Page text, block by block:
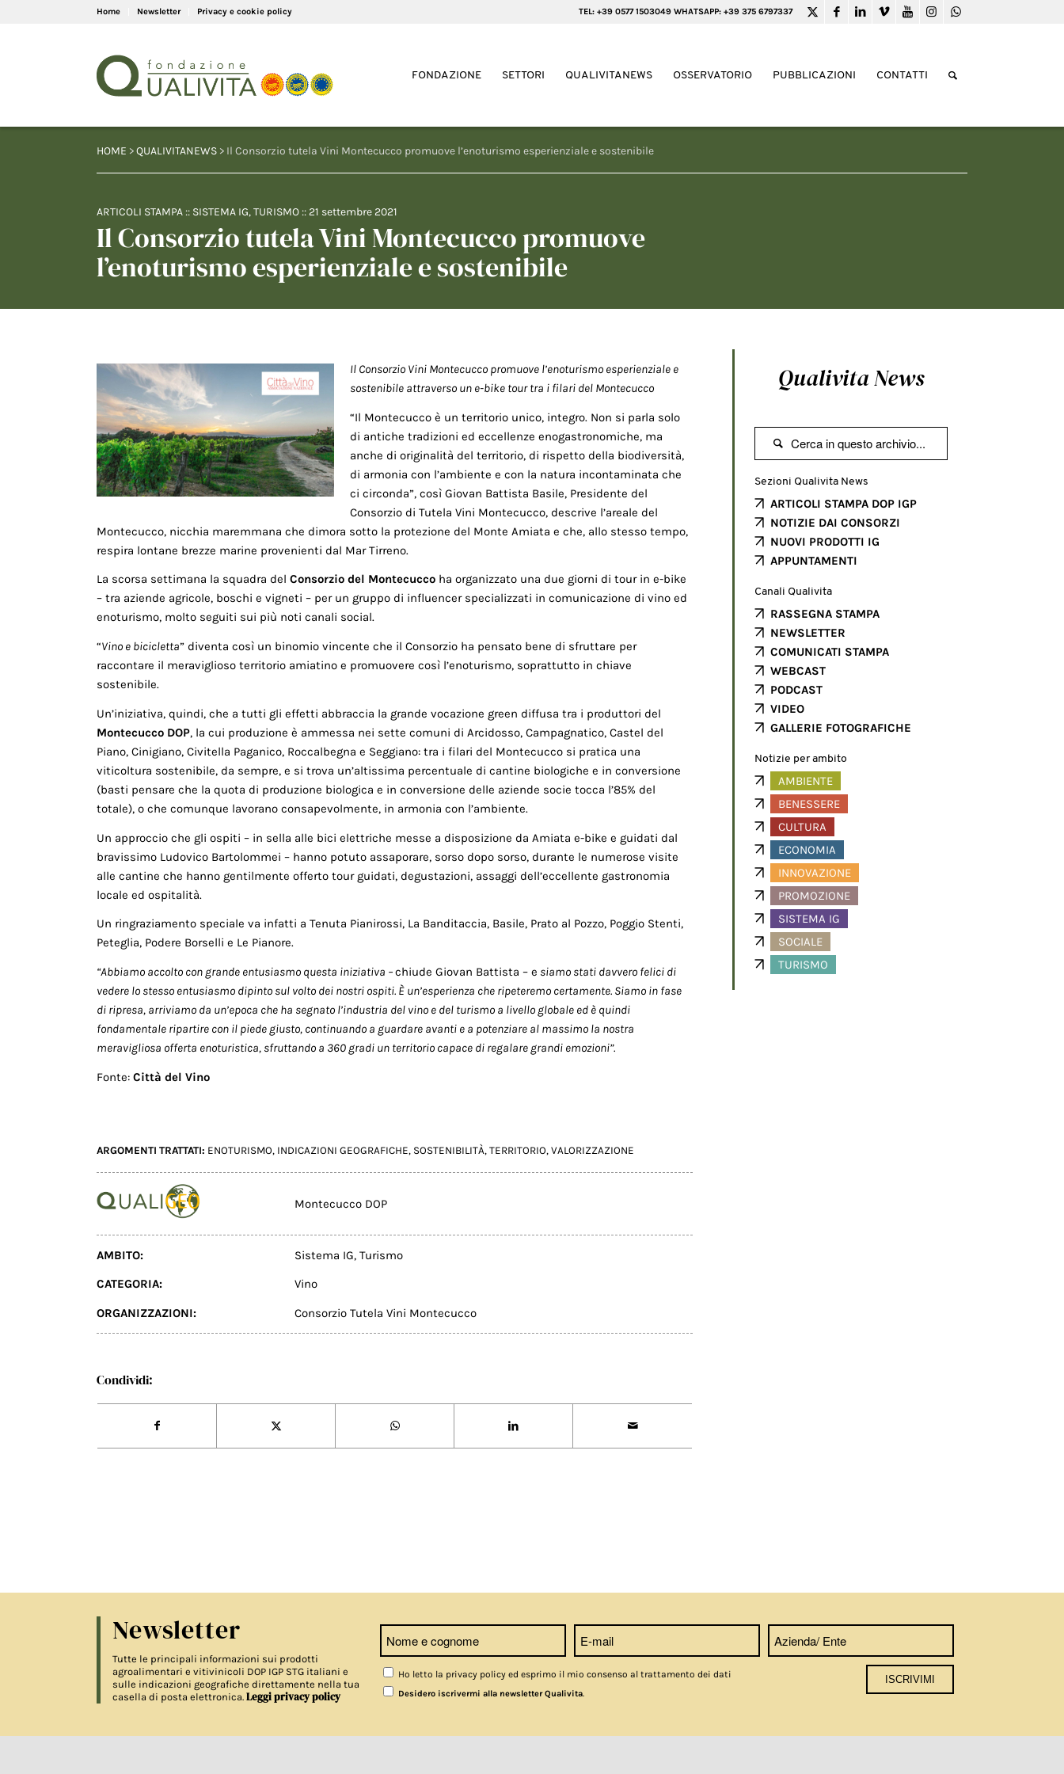
Home Newsletter Privacy e cookie policy TEL: +39 0577 1503049 WHATSAPP: +39 375 6797337
FONDAZIONE SETTORI QUALIVITANEWS OSSERVATORIO PUBBLICAZIONI CONTATTI
HOME >QUALIVITANEWS > Il Consorzio tutela Vini Montecucco promuove l’enoturismo esperienziale e sostenibile
ARTICOLI STAMPA :: SISTEMA IG,TURISMO :: 21 settembre 2021
Il Consorzio tutela Vini Montecucco promuove
l’enoturismo esperienziale e sostenibile
Il Consorzio Vini Montecucco promuove l’enoturismo esperienziale e
sostenibile attraverso un e-bike tour tra i filari del Montecucco
“Il Montecucco è un territorio unico, integro. Non si parla solo
di antiche tradizioni ed eccellenze enogastronomiche, ma
anche di originalità del territorio, di rispetto della biodiversità,
di armonia con l’ambiente e con la natura incontaminata che
ci circonda”, così Giovan Battista Basile, Presidente del
Consorzio di Tutela Vini Montecucco, descrive l’areale del
Montecucco, nicchia maremmana che dimora sotto la protezione del Monte Amiata e che, allo stesso tempo,
respira lontane brezze marine provenienti dal Mar Tirreno.
La scorsa settimana la squadra del Consorzio del Montecucco ha organizzato una due giorni di tour in e-bike
– tra aziende agricole, boschi e vigneti – per un gruppo di influencer specializzati in comunicazione di vino ed
enoturismo, molto seguiti sui più noti canali social.
“Vino e bicicletta” diventa così un binomio vincente che il Consorzio ha pensato bene di sfruttare per
raccontare il meraviglioso territorio amiatino e promuovere così l’enoturismo, soprattutto in chiave
sostenibile.
Un’iniziativa, quindi, che a tutti gli effetti abbraccia la grande vocazione green diffusa tra i produttori del
Montecucco DOP, la cui produzione è ammessa nei sette comuni di Arcidosso, Campagnatico, Castel del
Piano, Cinigiano, Civitella Paganico, Roccalbegna e Seggiano: tra i filari del Montecucco si pratica una
viticoltura sostenibile, da sempre, e si trova un’altissima percentuale di cantine biologiche e in conversione
(basti pensare che la quota di produzione biologica e in conversione delle aziende socie tocca l’85% del
totale), o che comunque lavorano consapevolmente, in armonia con l’ambiente.
Un approccio che gli ospiti – in sella alle bici elettriche messe a disposizione da Amiata e-bike e guidati dal
bravissimo Ludovico Bartolommei – hanno potuto assaporare, sorso dopo sorso, durante le numerose visite
alle cantine che hanno gentilmente offerto tour guidati, degustazioni, assaggi dell’eccellente gastronomia
locale ed ospitalità.
Un ringraziamento speciale va infatti a Tenuta Pianirossi, La Banditaccia, Basile, Prato al Pozzo, Poggio Stenti,
Peteglia, Podere Borselli e Le Pianore.
“Abbiamo accolto con grande entusiasmo questa iniziativa –chiude Giovan Battista – e siamo stati davvero felici di
vedere lo stesso entusiasmo dipinto sul volto dei nostri ospiti. È un’esperienza che ripeteremo certamente. Siamo in fase
di ripresa, arriviamo da un’epoca che ha segnato l’industria del vino e del turismo a livello globale ed è quindi
fondamentale ripartire con il piede giusto, continuando a guardare avanti e a potenziare al massimo la nostra
meravigliosa offerta enoturistica, sfruttando a 360 gradi un territorio capace di regalare grandi emozioni”.
Fonte: Città del Vino
ARGOMENTI TRATTATI: ENOTURISMO, INDICAZIONI GEOGRAFICHE, SOSTENIBILITÀ, TERRITORIO, VALORIZZAZIONE
Montecucco DOP
AMBITO: Sistema IG, Turismo
CATEGORIA: Vino
ORGANIZZAZIONI: Consorzio Tutela Vini Montecucco
Condividi:
Qualivita News

Sezioni Qualivita News
ARTICOLI STAMPA DOP IGP
NOTIZIE DAI CONSORZI
NUOVI PRODOTTI IG
APPUNTAMENTI
Canali Qualivita
RASSEGNA STAMPA
NEWSLETTER
COMUNICATI STAMPA
WEBCAST
PODCAST
VIDEO
GALLERIE FOTOGRAFICHE
Notizie per ambito
AMBIENTE
BENESSERE
CULTURA
ECONOMIA
INNOVAZIONE
PROMOZIONE
SISTEMA IG
SOCIALE
TURISMO
Newsletter
Tutte le principali informazioni sui prodotti
agroalimentari e vitivinicoli DOP IGP STG italiani e
sulle indicazioni geografiche direttamente nella tua
casella di posta elettronica. Leggi privacy policy
Ho letto la privacy policy ed esprimo il mio consenso al trattamento dei dati
Desidero iscrivermi alla newsletter Qualivita